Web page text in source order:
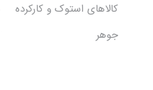
کالاهای استوک و کارکرده
جوهر